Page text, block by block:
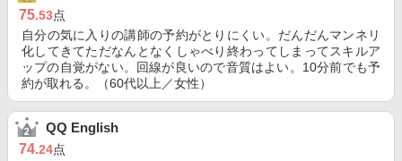
75.53点
自分の気に入りの講師の予約がとりにくい。だんだんマンネリ
化してきてただなんとなくしゃべり終わってしまってスキルア
ップの自覚がない。回線が良いので音質はよい。10分前でも予
約が取れる。（60代以上／女性）
QQ English
74.24点